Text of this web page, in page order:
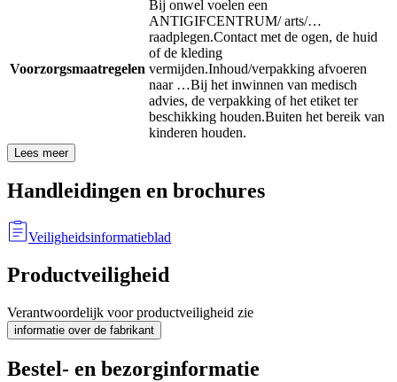
Voorzorgsmaatregelen
Bij onwel voelen een
ANTIGIFCENTRUM/ arts/…
raadplegen.Contact met de ogen, de huid
of de kleding
vermijden.Inhoud/verpakking afvoeren
naar …Bij het inwinnen van medisch
advies, de verpakking of het etiket ter
beschikking houden.Buiten het bereik van
kinderen houden.
Lees meer
Handleidingen en brochures
Veiligheidsinformatieblad
Productveiligheid
Verantwoordelijk voor productveiligheid zie
informatie over de fabrikant
Bestel- en bezorginformatie